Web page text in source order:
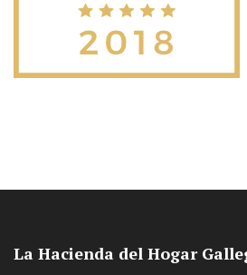
La Hacienda del Hogar